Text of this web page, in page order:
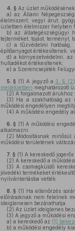
4. § Az üzlet
a) az Állami
élelmiszert, vegyi árut,
üzletben élelmiszer helyben
b) az állategészségügyi
tejterméket, tojást, terményt,
c) a tűzvédelmi
építőanyagot értékesítenek,
d) a környezetvédelmi,
hulladékot értékesítenek;
e) a Szerencsejáték
5. § (1) A jegyző a 3. § (2)
mellékletben meghatározott
(2) A forgalmazott árukhoz
(3) Ha a szakhatóság az
működési engedélyen
(4) A működési engedély
6. § (1) A működési
alkalmazni.
(2) Módosításnak
működési területének
7. § (1) A kereskedő
(2) A kereskedő a
(3) A csomagküldő
jövedéki termékeket
nyilvántartásba vették.
8. § (1) Ha ellenőrzés
előírásoknak nem felelnek
ideiglenesen bezárathatja.
(2) Az üzlet ideiglenes
(3) A jegyző a működési
a) a kereskedő az (1)
b) a működési engedély